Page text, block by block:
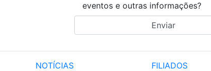
eventos e outras informações?
NOTÍCIAS
FILIADOS